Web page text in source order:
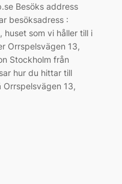
Besöks address
besöksadress :
huset som vi håller till i
Orrspelsvägen 13,
Stockholm från
hur du hittar till
13,